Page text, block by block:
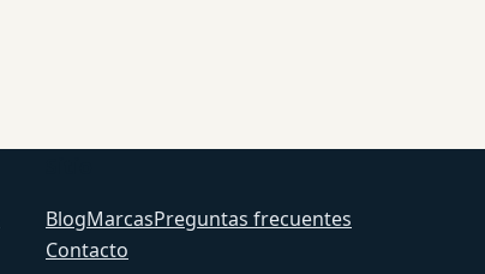
BlogMarcasPreguntas frecuentes
Contacto